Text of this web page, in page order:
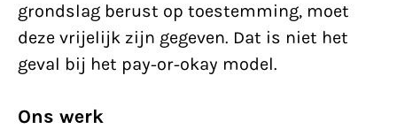
grondslag berust op toestemming, moet
deze vrijelijk zijn gegeven. Dat is niet het
geval bij het pay-or-okay model.
Ons werk